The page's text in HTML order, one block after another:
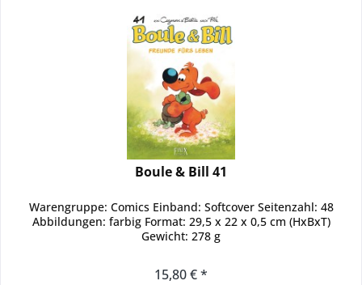
Boule & Bill 41
Warengruppe: Comics Einband: Softcover Seitenzahl: 48
Abbildungen: farbig Format: 29,5 x 22 x 0,5 cm (HxBxT)
Gewicht: 278 g
15,80 € *